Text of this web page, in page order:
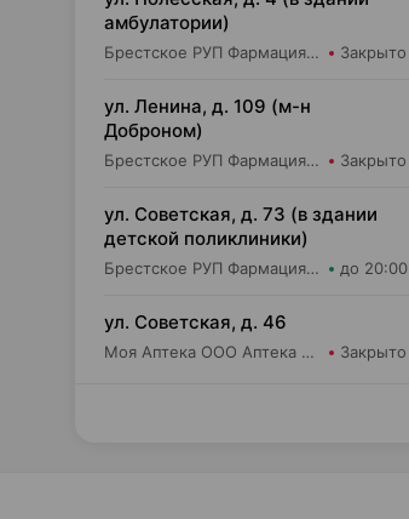
амбулатории)
Брестское РУП Фармация Аптека №212 Закрыто
ул. Ленина, д. 109 (м-н
Доброном)
Брестское РУП Фармация Аптека №194 Закрыто
ул. Советская, д. 73 (в здании
детской поликлиники)
Брестское РУП Фармация Аптека №236 до 20:00
ул. Советская, д. 46
Моя Аптека ООО Аптека №87 Закрыто